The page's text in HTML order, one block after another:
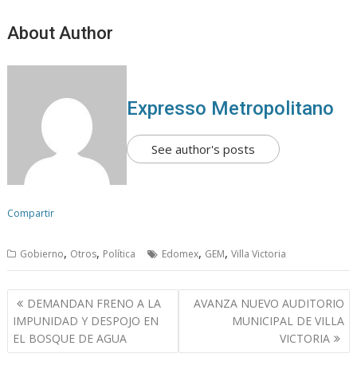
About Author
Expresso Metropolitano
See author's posts
Compartir
Gobierno, Otros, Política Edomex, GEM,Villa Victoria
N
a
v
e
DEMANDAN FRENO A LA
IMPUNIDAD Y DESPOJO EN
EL BOSQUE DE AGUA
AVANZA NUEVO AUDITORIO
MUNICIPAL DE VILLA
VICTORIA